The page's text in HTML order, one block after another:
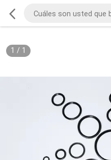
1 / 1